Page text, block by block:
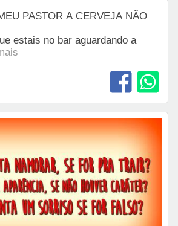
PASTOR A CERVEJA NÃO
estais no bar aguardando a